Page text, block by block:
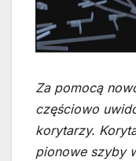
Za pomocą
częściowo
korytarzy.
pionowe szyby